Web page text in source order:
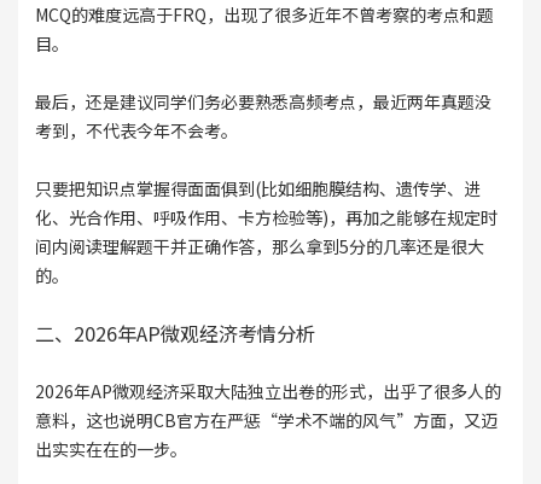
MCQ的难度远高于FRQ，出现了很多近年不曾考察的考点和题
目。
最后，还是建议同学们务必要熟悉高频考点，最近两年真题没
考到，不代表今年不会考。
只要把知识点掌握得面面俱到(比如细胞膜结构、遗传学、进
化、光合作用、呼吸作用、卡方检验等)，再加之能够在规定时
间内阅读理解题干并正确作答，那么拿到5分的几率还是很大
的。
二、2026年AP微观经济考情分析
2026年AP微观经济采取大陆独立出卷的形式，出乎了很多人的
意料，这也说明CB官方在严惩“学术不端的风气”方面，又迈
出实实在在的一步。